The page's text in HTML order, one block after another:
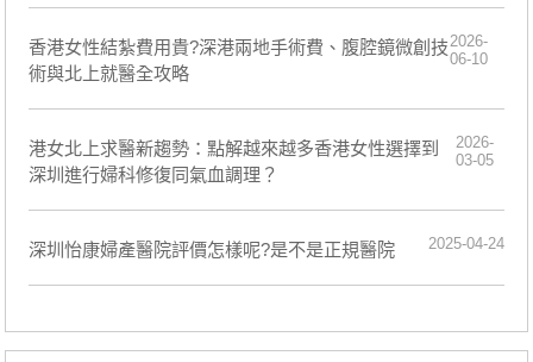
香港女性結紮費用貴?深港兩地手術費、腹腔鏡微創技
術與北上就醫全攻略
2026-
06-10
港女北上求醫新趨勢：點解越來越多香港女性選擇到
深圳進行婦科修復同氣血調理？
2026-
03-05
深圳怡康婦產醫院評價怎樣呢?是不是正規醫院 2025-04-24